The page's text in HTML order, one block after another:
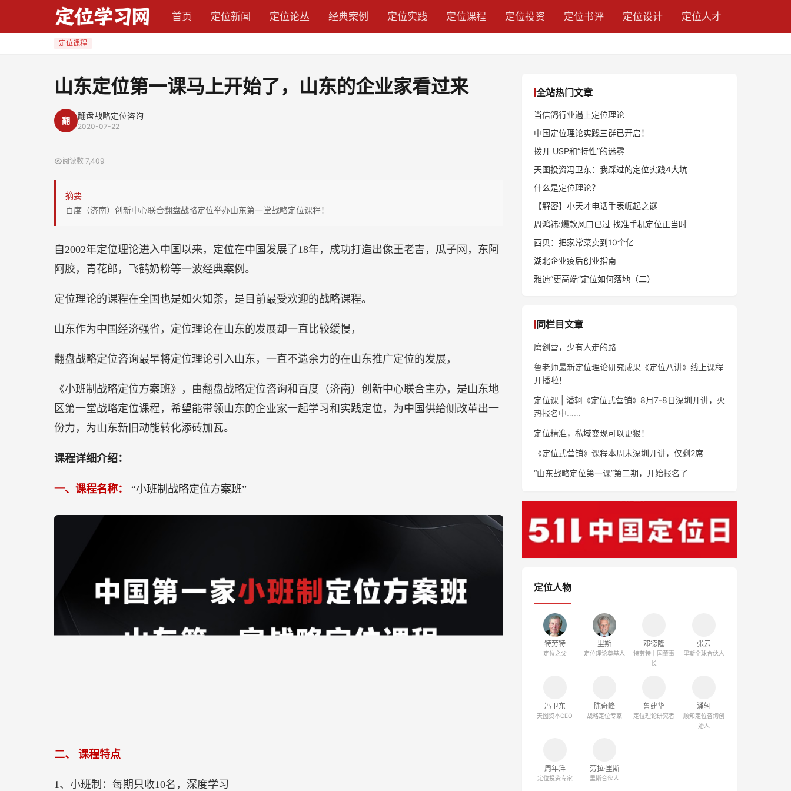
首页 定位新闻 定位论丛 经典案例 定位实践 定位课程 定位投资 定位书评 定位设计 定位人才
定位课程
山东定位第一课马上开始了，山东的企业家看过来
翻 翻盘战略定位咨询
2020-07-22
阅读数 7,409
摘要
百度（济南）创新中心联合翻盘战略定位举办山东第一堂战略定位课程！
自2002年定位理论进入中国以来，定位在中国发展了18年，成功打造出像王老吉，瓜子网，东阿
阿胶，青花郎，飞鹤奶粉等一波经典案例。
定位理论的课程在全国也是如火如荼，是目前最受欢迎的战略课程。
山东作为中国经济强省，定位理论在山东的发展却一直比较缓慢，
翻盘战略定位咨询最早将定位理论引入山东，一直不遗余力的在山东推广定位的发展，
《小班制战略定位方案班》，由翻盘战略定位咨询和百度（济南）创新中心联合主办，是山东地
区第一堂战略定位课程，希望能带领山东的企业家一起学习和实践定位，为中国供给侧改革出一
份力，为山东新旧动能转化添砖加瓦。
课程详细介绍：
一、课程名称： “小班制战略定位方案班”
二、 课程特点
1、小班制：每期只收10名，深度学习
全站热门文章
当信鸽行业遇上定位理论
中国定位理论实践三群已开启！
拨开 USP和“特性”的迷雾
天图投资冯卫东：我踩过的定位实践4大坑
什么是定位理论？
【解密】小天才电话手表崛起之谜
周鸿祎:爆款风口已过 找准手机定位正当时
西贝：把家常菜卖到10个亿
湖北企业疫后创业指南
雅迪“更高端”定位如何落地（二）
同栏目文章
磨剑营，少有人走的路
鲁老师最新定位理论研究成果《定位八讲》线上课程
开播啦！
定位课 | 潘轲《定位式营销》8月7-8日深圳开讲，火
热报名中……
定位精准，私域变现可以更狠！
《定位式营销》课程本周末深圳开讲，仅剩2席
“山东战略定位第一课”第二期，开始报名了
定位人物
特劳特
定位之父
里斯
定位理论奠基人
邓德隆
特劳特中国董事
长
张云
里斯全球合伙人
冯卫东
天图资本CEO
陈奇峰
战略定位专家
鲁建华
定位理论研究者
潘轲
顺知定位咨询创
始人
周年洋
定位投资专家
劳拉·里斯
里斯合伙人